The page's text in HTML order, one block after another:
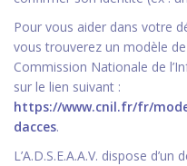
Pour vous aider dans votre
vous trouverez un modèle
Commission Nationale de
sur le lien suivant :
https://www.cnil.fr/fr/
dacces.
L’A.D.S.E.A.A.V. dispose